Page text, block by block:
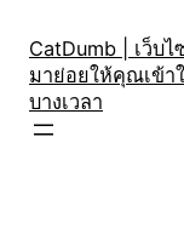
content
CatDumb | เว็บ
มาย่อยให้คุณเข้า
บางเวลา